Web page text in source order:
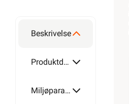
Beskrivelse
Produktdetaljer
Miljøparametere